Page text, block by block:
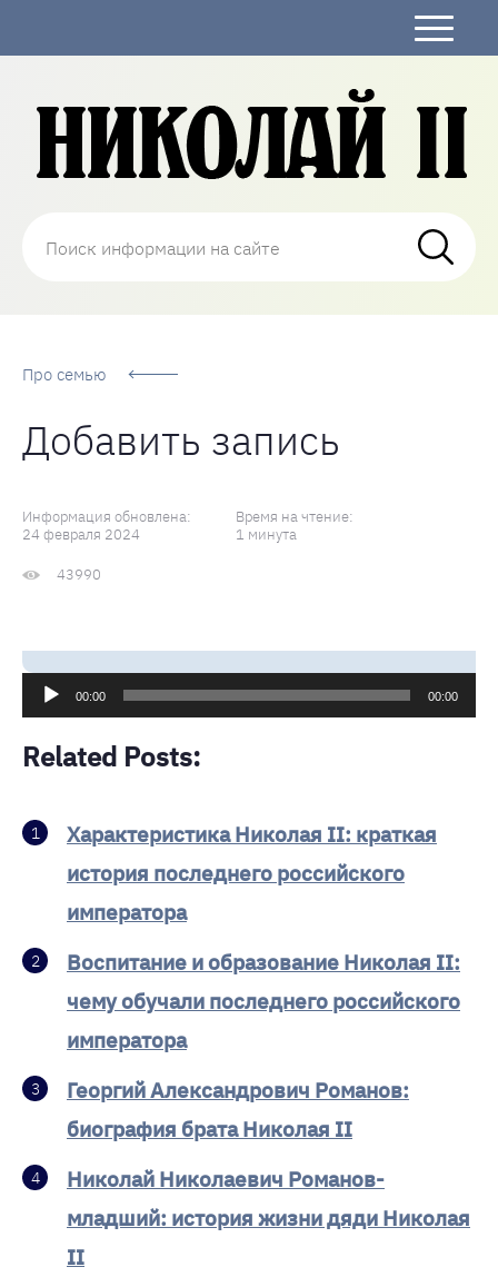
Николай Второй
Про семью
Добавить запись
Информация обновлена:
24 февраля 2024
Время на чтение:
1 минута
43990
Аудиоплеер
00:00 00:00
Related Posts:
Характеристика Николая II: краткая
история последнего российского
императора
Воспитание и образование Николая II:
чему обучали последнего российского
императора
Георгий Александрович Романов:
биография брата Николая II
Николай Николаевич Романов-
младший: история жизни дяди Николая
II